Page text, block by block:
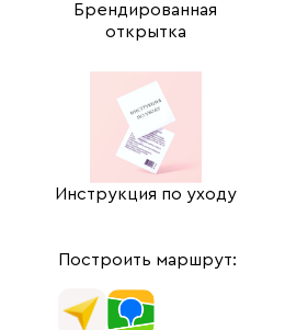
Брендированная
открытка
Инструкция по уходу
Построить маршрут: